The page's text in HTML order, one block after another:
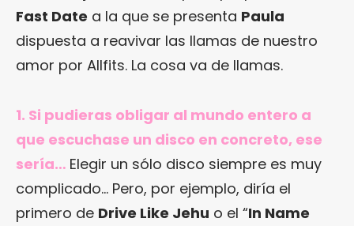
Fast Date a la que se presenta Paula
dispuesta a reavivar las llamas de nuestro
amor por Allfits. La cosa va de llamas.
1. Si pudieras obligar al mundo entero a
que escuchase un disco en concreto, ese
sería… Elegir un sólo disco siempre es muy
complicado… Pero, por ejemplo, diría el
primero de Drive Like Jehu o el “In Name